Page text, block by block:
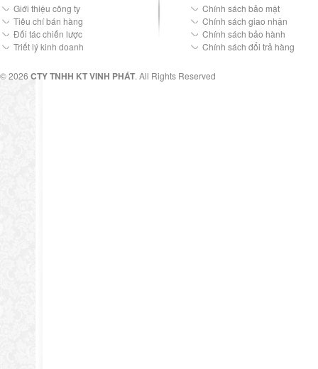
Giới thiệu công ty
Tiêu chí bán hàng
Đối tác chiến lược
Triết lý kinh doanh
Chính sách bảo mật
Chính sách giao nhận
Chính sách bảo hành
Chính sách đổi trả hàng
© 2026 CTY TNHH KT VINH PHÁT. All Rights Reserved